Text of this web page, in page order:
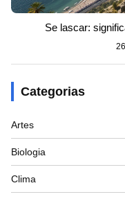
Se lascar:
Categorias
Artes
Biologia
Clima